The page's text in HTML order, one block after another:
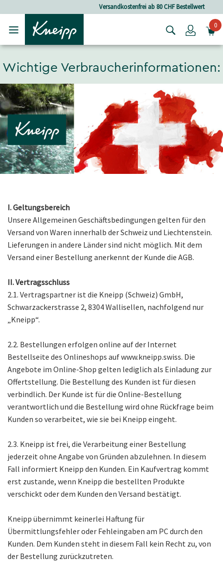
Versandkostenfrei ab 80 CHF Bestellwert
Login0
Wichtige Verbraucherinformationen:
I. Geltungsbereich
Unsere Allgemeinen Geschäftsbedingungen gelten für den
Versand von Waren innerhalb der Schweiz und Liechtenstein.
Lieferungen in andere Länder sind nicht möglich. Mit dem
Versand einer Bestellung anerkennt der Kunde die AGB.
II. Vertragsschluss
2.1. Vertragspartner ist die Kneipp (Schweiz) GmbH,
Schwarzackerstrasse 2, 8304 Wallisellen, nachfolgend nur
„Kneipp“.
2.2. Bestellungen erfolgen online auf der Internet
Bestellseite des Onlineshops auf www.kneipp.swiss. Die
Angebote im Online-Shop gelten lediglich als Einladung zur
Offertstellung. Die Bestellung des Kunden ist für diesen
verbindlich. Der Kunde ist für die Online-Bestellung
verantwortlich und die Bestellung wird ohne Rückfrage beim
Kunden so verarbeitet, wie sie bei Kneipp eingeht.
2.3. Kneipp ist frei, die Verarbeitung einer Bestellung
jederzeit ohne Angabe von Gründen abzulehnen. In diesem
Fall informiert Kneipp den Kunden. Ein Kaufvertrag kommt
erst zustande, wenn Kneipp die bestellten Produkte
verschickt oder dem Kunden den Versand bestätigt.
Kneipp übernimmt keinerlei Haftung für
Übermittlungsfehler oder Fehleingaben am PC durch den
Kunden. Dem Kunden steht in diesem Fall kein Recht zu, von
der Bestellung zurückzutreten.